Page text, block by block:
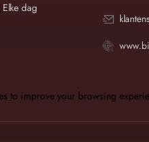
to improve your browsing
dag